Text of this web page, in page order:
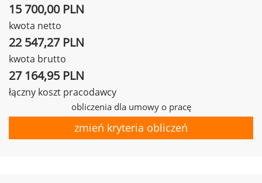
15 700,00 PLN
kwota netto
22 547,27 PLN
kwota brutto
27 164,95 PLN
łączny koszt pracodawcy
obliczenia dla umowy o pracę
zmień kryteria obliczeń